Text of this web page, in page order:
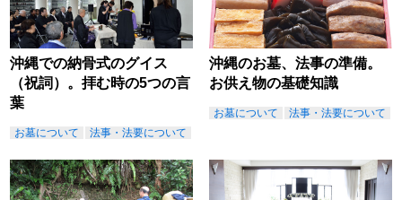
沖縄での納骨式のグイス
（祝詞）。拝む時の5つの言
葉
お墓について 法事・法要について
沖縄のお墓、法事の準備。
お供え物の基礎知識
お墓について 法事・法要について